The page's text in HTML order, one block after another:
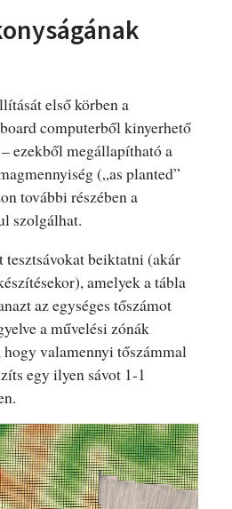
első körben a
computerből kinyerhető
ezekből megállapítható a
(„as planted”
további részében a
szolgálhat.
tesztsávokat beiktatni (akár
amelyek a tábla
az egységes tőszámot
a művelési zónák
valamennyi tőszámmal
egy ilyen sávot 1-1